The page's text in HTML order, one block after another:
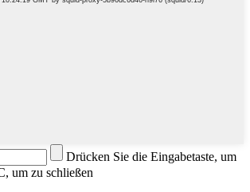
Drücken Sie die Eingabetaste, um
um zu schließen